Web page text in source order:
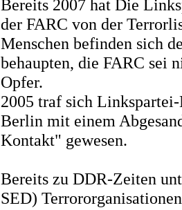
Bereits 2007 hat Die
der FARC von der
Menschen befinden sich
behaupten, die FARC sei
Opfer.
2005 traf sich
Berlin mit einem
Kontakt" gewesen.
Bereits zu DDR-Zeiten
SED)